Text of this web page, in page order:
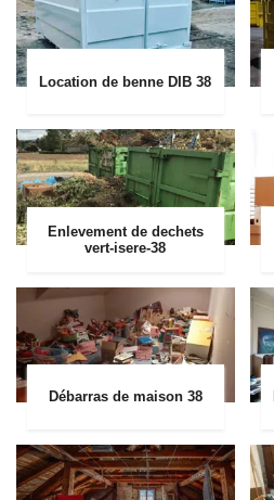
Location de benne DIB 38
Enlevement de dechets
vert-isere-38
Débarras de maison 38